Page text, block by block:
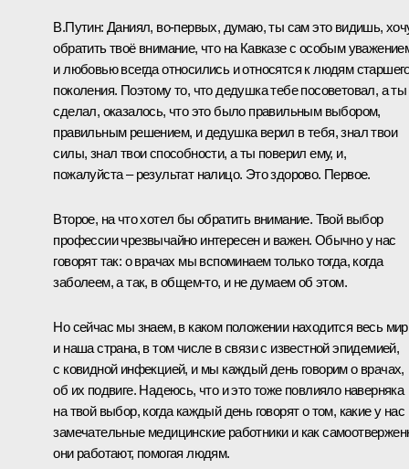
В.Путин: Даниял, во-первых, думаю, ты сам это видишь,
обратить твоё внимание, что на Кавказе с особым
и любовью всегда относились и относятся к людям
поколения. Поэтому то, что дедушка тебе посоветовал, а ты
сделал, оказалось, что это было правильным выбором,
правильным решением, и дедушка верил в тебя, знал твои
силы, знал твои способности, а ты поверил ему, и,
пожалуйста – результат налицо. Это здорово. Первое.
Второе, на что хотел бы обратить внимание. Твой выбор
профессии чрезвычайно интересен и важен. Обычно у нас
говорят так: о врачах мы вспоминаем только тогда, когда
заболеем, а так, в общем-то, и не думаем об этом.
Но сейчас мы знаем, в каком положении находится весь мир
и наша страна, в том числе в связи с известной эпидемией,
с ковидной инфекцией, и мы каждый день говорим о врачах,
об их подвиге. Надеюсь, что и это тоже повлияло наверняка
на твой выбор, когда каждый день говорят о том, какие у нас
замечательные медицинские работники и как
они работают, помогая людям.